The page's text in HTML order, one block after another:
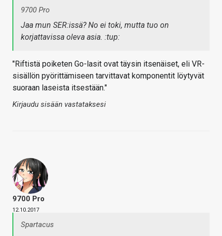
9700 Pro
Jaa mun SER:issä? No ei toki, mutta tuo on
korjattavissa oleva asia. :tup:
"Riftistä poiketen Go-lasit ovat täysin itsenäiset, eli VR-
sisällön pyörittämiseen tarvittavat komponentit löytyvät
suoraan laseista itsestään."
Kirjaudu sisään vastataksesi
9700 Pro
12.10.2017
Spartacus